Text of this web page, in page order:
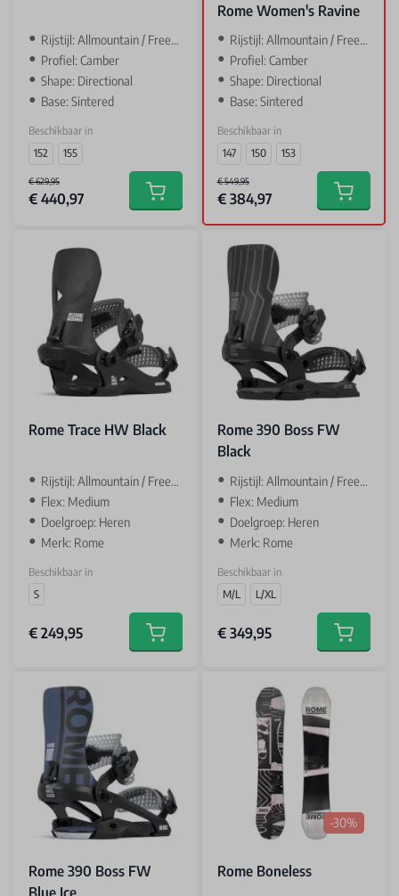
Rijstijl: Allmountain / Freeride
Profiel: Camber
Shape: Directional
Base: Sintered
Beschikbaar in
152
155
€ 629,95
€ 440,97 Add to cart
Rome Women's Ravine
Rijstijl: Allmountain / Freeride
Profiel: Camber
Shape: Directional
Base: Sintered
Beschikbaar in
147
150 153
€ 549,95
€ 384,97 Add to
Rome Trace HW Black
Rijstijl: Allmountain / Freestyle
Flex: Medium
Doelgroep: Heren
Merk: Rome
Beschikbaar in
S
€ 249,95 Add to cart
Rome 390 Boss FW
Black
‌Rijstijl: Allmountain / Freestyle
Flex: Medium
Doelgroep: Heren
Merk: Rome
Beschikbaar in
M/L
L/XL
€ 349,95 Add to
Rome 390 Boss FW
Blue Ice
-30%
Rome Boneless